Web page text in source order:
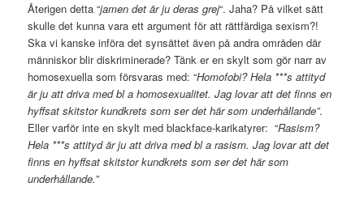
Återigen detta “jamen det är ju deras grej“. Jaha? På vilket sätt
skulle det kunna vara ett argument för att rättfärdiga sexism?!
Ska vi kanske införa det synsättet även på andra områden där
människor blir diskriminerade? Tänk er en skylt som gör narr av
homosexuella som försvaras med: “Homofobi? Hela ***s attityd
är ju att driva med bl a homosexualitet. Jag lovar att det finns en
hyffsat skitstor kundkrets som ser det här som underhållande”.
Eller varför inte en skylt med blackface-karikatyrer: “Rasism?
Hela ***s attityd är ju att driva med bl a rasism. Jag lovar att det
finns en hyffsat skitstor kundkrets som ser det här som
underhållande.”